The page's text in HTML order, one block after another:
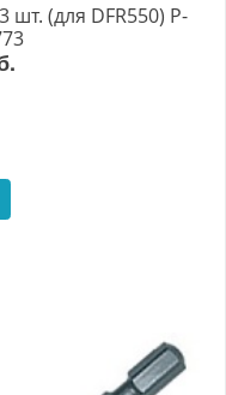
шт. (для DFR550) P-